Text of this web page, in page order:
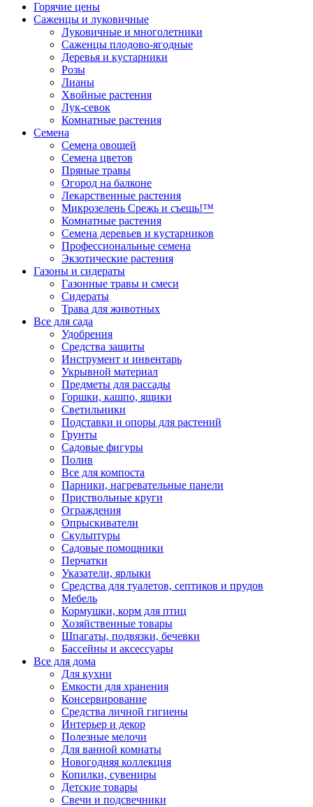
Горячие цены
Саженцы и луковичные
Луковичные и многолетники
Саженцы плодово-ягодные
Деревья и кустарники
Розы
Лианы
Хвойные растения
Лук-севок
Комнатные растения
Семена
Семена овощей
Семена цветов
Пряные травы
Огород на балконе
Лекарственные растения
Микрозелень Срежь и съешь!™
Комнатные растения
Семена деревьев и кустарников
Профессиональные семена
Экзотические растения
Газоны и сидераты
Газонные травы и смеси
Сидераты
Трава для животных
Все для сада
Удобрения
Средства защиты
Инструмент и инвентарь
Укрывной материал
Предметы для рассады
Горшки, кашпо, ящики
Светильники
Подставки и опоры для растений
Грунты
Садовые фигуры
Полив
Все для компоста
Парники, нагревательные панели
Приствольные круги
Ограждения
Опрыскиватели
Скульптуры
Садовые помощники
Перчатки
Указатели, ярлыки
Средства для туалетов, септиков и прудов
Мебель
Кормушки, корм для птиц
Хозяйственные товары
Шпагаты, подвязки, бечевки
Бассейны и аксессуары
Все для дома
Для кухни
Емкости для хранения
Консервирование
Средства личной гигиены
Интерьер и декор
Полезные мелочи
Для ванной комнаты
Новогодняя коллекция
Копилки, сувениры
Детские товары
Свечи и подсвечники